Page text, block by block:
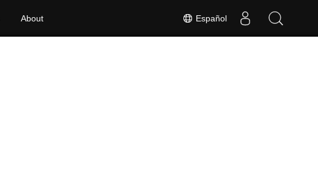
Español
About